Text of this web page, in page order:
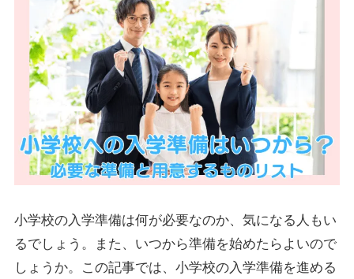
小学校の入学準備は何が必要なのか、気になる人もい
るでしょう。また、いつから準備を始めたらよいので
しょうか。この記事では、小学校の入学準備を進める